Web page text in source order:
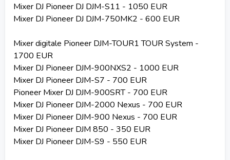
Mixer DJ Pioneer DJ DJM-S11 - 1050 EUR
Mixer DJ Pioneer DJ DJM-750MK2 - 600 EUR
Mixer digitale Pioneer DJM-TOUR1 TOUR System -
1700 EUR
Mixer DJ Pioneer DJM-900NXS2 - 1000 EUR
Mixer DJ Pioneer DJM-S7 - 700 EUR
Pioneer Mixer DJ DJM-900SRT - 700 EUR
Mixer DJ Pioneer DJM-2000 Nexus - 700 EUR
Mixer DJ Pioneer DJM-900 Nexus - 700 EUR
Mixer DJ Pioneer DJM 850 - 350 EUR
Mixer DJ Pioneer DJM-S9 - 550 EUR